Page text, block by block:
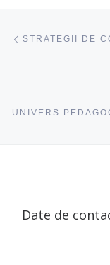
UNIVERS
Date de